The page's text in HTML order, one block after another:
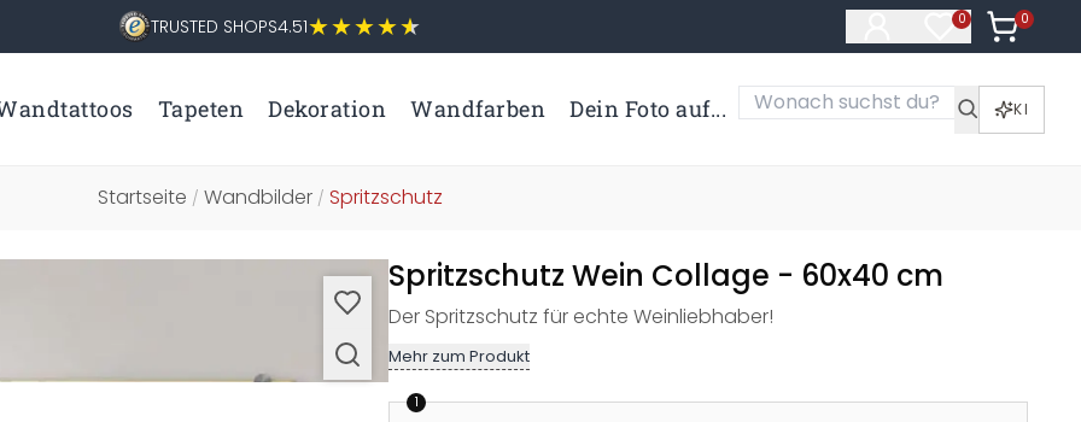
TRUSTED SHOPS4.51 0
Artikel im
0
Artikel
Tapeten Dekoration Wandfarben Dein Foto auf... KI
Startseite / Wandbilder / Spritzschutz
Spritzschutz Wein Collage - 60x40 cm
Der Spritzschutz für echte Weinliebhaber!
Mehr zum Produkt
1